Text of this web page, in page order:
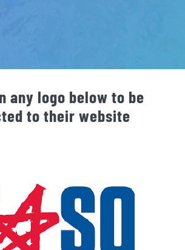
any logo below to be
to their website